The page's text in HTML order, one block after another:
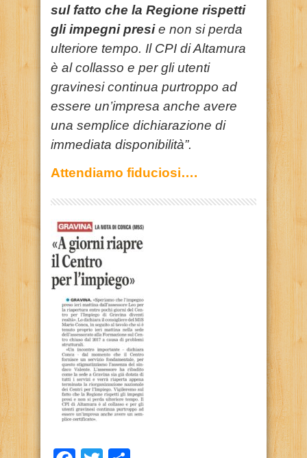
sul fatto che la Regione rispetti
gli impegni presie non si perda
ulteriore tempo. Il CPI di Altamura
è al collasso e per gli utenti
gravinesi continua purtroppo ad
essere un’impresa anche avere
una semplice dichiarazione di
immediata disponibilità”.
Attendiamo fiduciosi….